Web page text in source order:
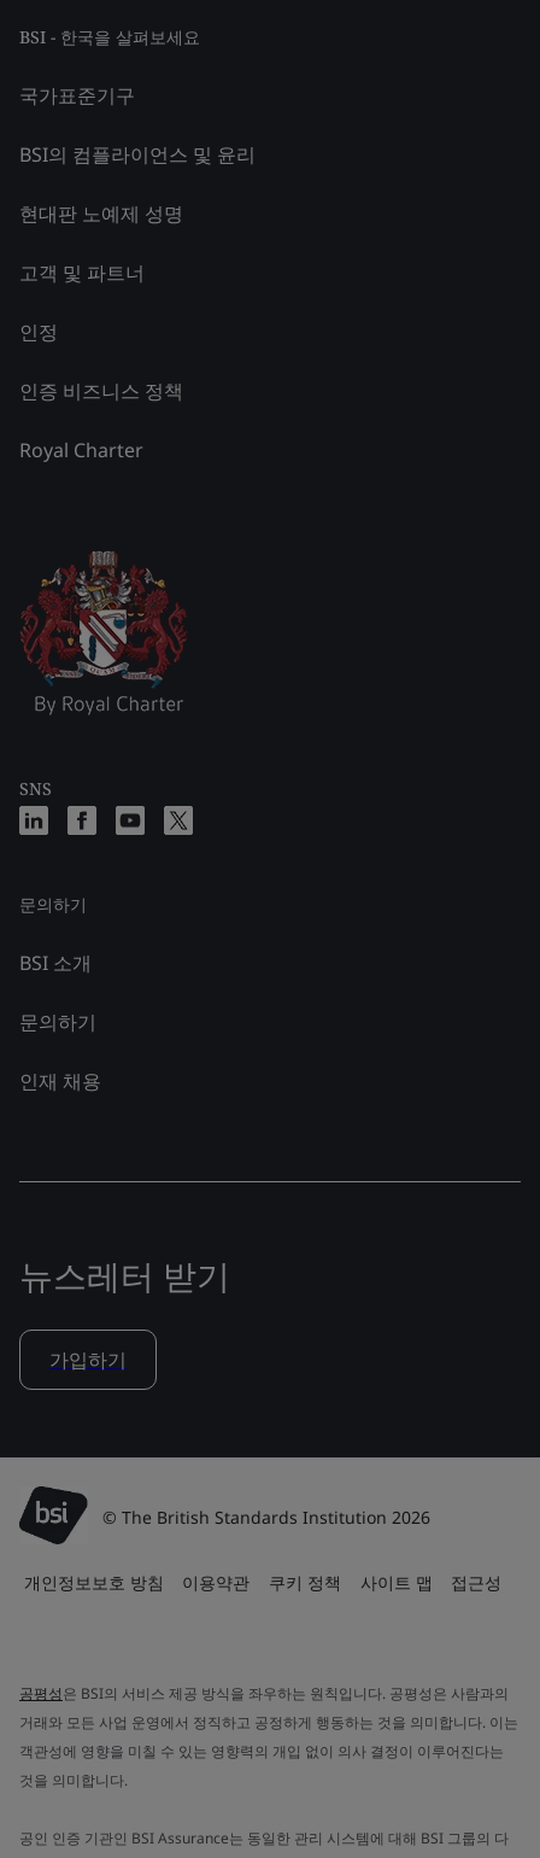
BSI - 한국을 살펴보세요
국가표준기구
BSI의 컴플라이언스 및 윤리
현대판 노예제 성명
고객 및 파트너
인정
인증 비즈니스 정책
Royal Charter
SNS
문의하기
BSI 소개
문의하기
인재 채용
뉴스레터 받기
가입하기
© The British Standards Institution 2026
개인정보보호 방침 이용약관 쿠키 정책 사이트 맵 접근성
공평성은 BSI의 서비스 제공 방식을 좌우하는 원칙입니다. 공평성은 사람과의
거래와 모든 사업 운영에서 정직하고 공정하게 행동하는 것을 의미합니다. 이는
객관성에 영향을 미칠 수 있는 영향력의 개입 없이 의사 결정이 이루어진다는
것을 의미합니다.
공인 인증 기관인 BSI Assurance는 동일한 관리 시스템에 대해 BSI 그룹의 다